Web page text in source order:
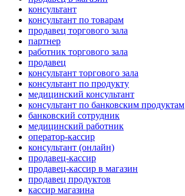
консультант
консультант по товарам
продавец торгового зала
партнер
работник торгового зала
продавец
консультант торгового зала
консультант по продукту
медицинский консультант
консультант по банковским продуктам
банковский сотрудник
медицинский работник
оператор-кассир
консультант (онлайн)
продавец-кассир
продавец-кассир в магазин
продавец продуктов
кассир магазина